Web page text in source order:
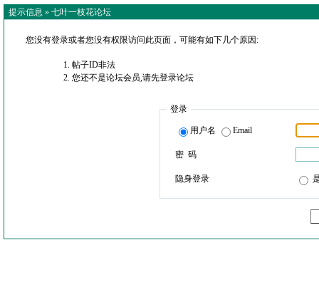
提示信息 » 七叶一枝花论坛
您没有登录或者您没有权限访问此页面，可能有如下几个原因:
帖子ID非法
您还不是论坛会员,请先登录论坛
登录
用户名 Email
密 码
隐身登录